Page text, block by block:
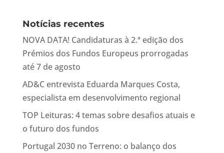
Notícias recentes
NOVA DATA! Candidaturas à 2.ª edição dos
Prémios dos Fundos Europeus prorrogadas
até 7 de agosto
AD&C entrevista Eduarda Marques Costa,
especialista em desenvolvimento regional
TOP Leituras: 4 temas sobre desafios atuais e
o futuro dos fundos
Portugal 2030 no Terreno: o balanço dos